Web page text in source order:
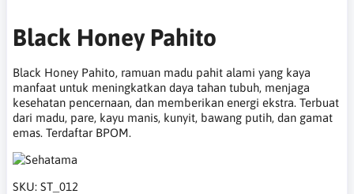
Black Honey Pahito
Black Honey Pahito, ramuan madu pahit alami yang kaya
manfaat untuk meningkatkan daya tahan tubuh, menjaga
kesehatan pencernaan, dan memberikan energi ekstra. Terbuat
dari madu, pare, kayu manis, kunyit, bawang putih, dan gamat
emas. Terdaftar BPOM.
SKU: ST_012